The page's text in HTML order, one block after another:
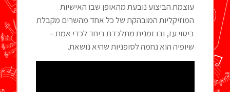
עוצמת הביצוע נובעת מהאופן שבו האישיות
המוזיקליות המובהקת של כל אחד מהשרים מקבלת
ביטוי עז, ובו זמנית מתלכדת ביחד לכדי אמת –
שיופיה הוא נחמה לסופניות שהיא נושאת.